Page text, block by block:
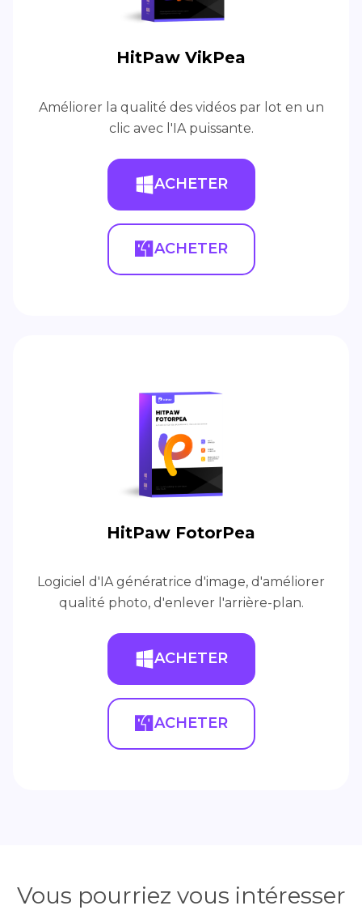
HitPaw VikPea
Améliorer la qualité des vidéos par lot en un
clic avec l'IA puissante.
ACHETER
ACHETER
HitPaw FotorPea
Logiciel d'IA génératrice d'image, d'améliorer
qualité photo, d'enlever l'arrière-plan.
ACHETER
ACHETER
Vous pourriez vous intéresser